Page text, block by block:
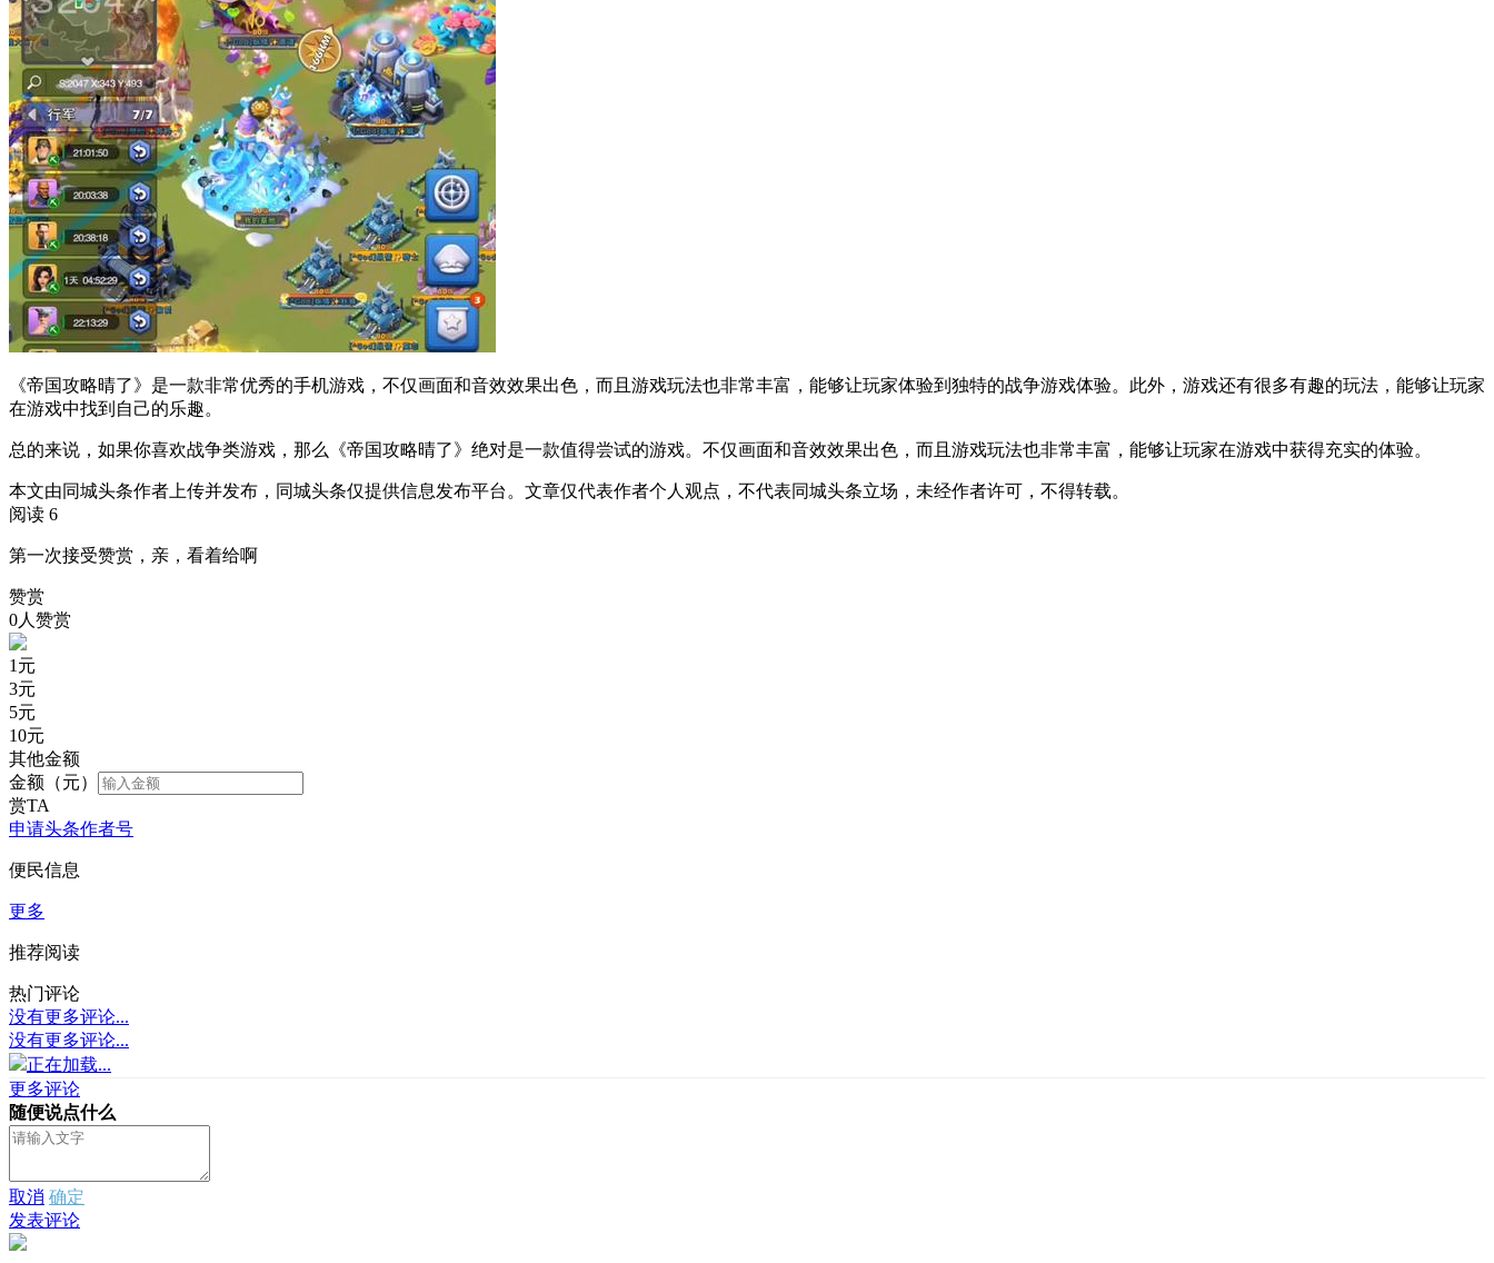
《帝国攻略晴了》是一款非常优秀的手机游戏，不仅画面和音效效果出色，而且游戏玩法也非常丰富，能够让玩家体验到独特的战争游戏体验。此外，游戏还有很多有趣的玩法，能够让玩家
在游戏中找到自己的乐趣。
总的来说，如果你喜欢战争类游戏，那么《帝国攻略晴了》绝对是一款值得尝试的游戏。不仅画面和音效效果出色，而且游戏玩法也非常丰富，能够让玩家在游戏中获得充实的体验。
本文由同城头条作者上传并发布，同城头条仅提供信息发布平台。文章仅代表作者个人观点，不代表同城头条立场，未经作者许可，不得转载。
阅读 6
第一次接受赞赏，亲，看着给啊
赞赏
0人赞赏
1 元
3元
5元
10元
其他金额
金额（元）
赏TA
申请头条作者号
便民信息
更多
推荐阅读
热门评论
没有更多评论...
没有更多评论...
正在加载...
更多评论
随便说点什么
取消 确定
发表评论